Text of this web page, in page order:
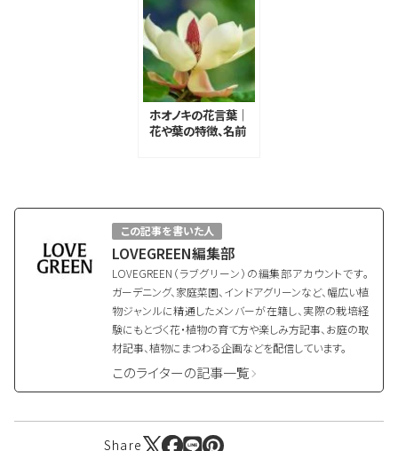
ホオノキの花言葉｜
花や葉の特徴、名前
この記事を書いた人
LOVEGREEN編集部
LOVEGREEN（ラブグリーン）の編集部アカウントです。
ガーデニング、家庭菜園、インドアグリーンなど、幅広い植
物ジャンルに精通したメンバーが在籍し、実際の栽培経
験にもとづく花・植物の育て方や楽しみ方記事、お庭の取
材記事、植物にまつわる企画などを配信しています。
このライターの記事一覧
Share